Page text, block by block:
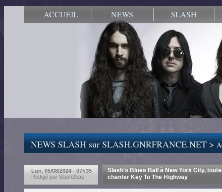
ACCUEIL NEWS SLASH
NEWS SLASH sur SLASH.GNRFRANCE.NET >
Lun. 05/08/2024 - 07h35
Rédigé par Slash2baz
Slash's Blues Ball à New York City,
chanter Key To The Highway